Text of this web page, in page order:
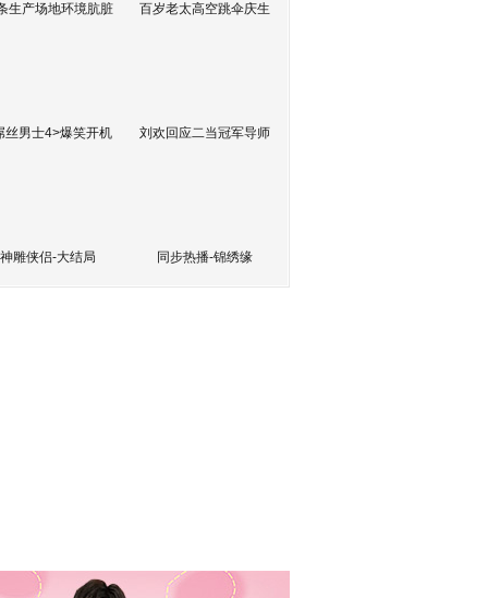
生产场地环境肮脏 百岁老太高空跳伞庆生
丝男士4>爆笑开机 刘欢回应二当冠军导师
神雕侠侣-大结局 同步热播-锦绣缘